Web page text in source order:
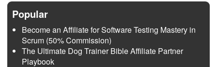
Popular
Become an Affiliate for Software Testing Mastery in
Scrum (50% Commission)
The Ultimate Dog Trainer Bible Affiliate Partner
Playbook